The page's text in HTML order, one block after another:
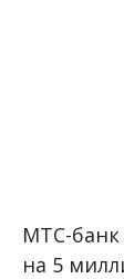
МТС-
на 5